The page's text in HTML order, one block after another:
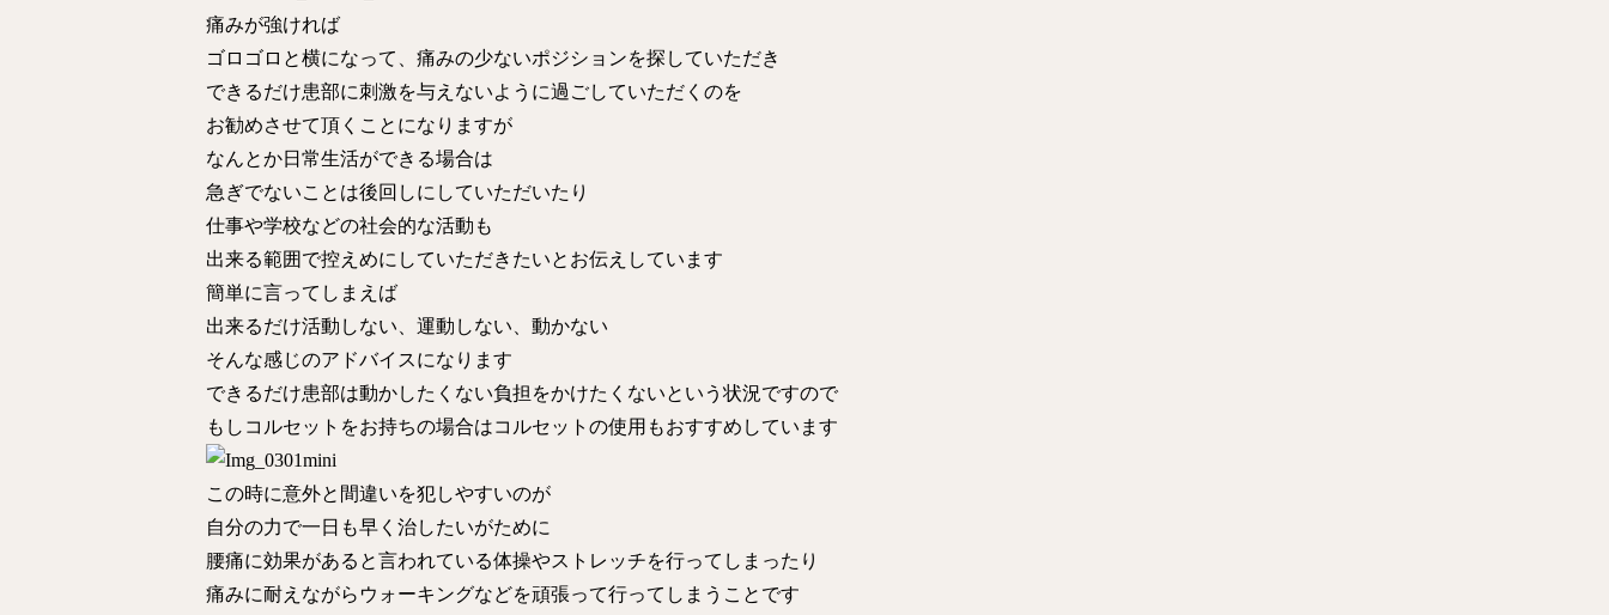
痛みが強ければ
ゴロゴロと横になって、痛みの少ないポジションを探していただき
できるだけ患部に刺激を与えないように過ごしていただくのを
お勧めさせて頂くことになりますが
なんとか日常生活ができる場合は
急ぎでないことは後回しにしていただいたり
仕事や学校などの社会的な活動も
出来る範囲で控えめにしていただきたいとお伝えしています
簡単に言ってしまえば
出来るだけ活動しない、運動しない、動かない
そんな感じのアドバイスになります
できるだけ患部は動かしたくない負担をかけたくないという状況ですので
もしコルセットをお持ちの場合はコルセットの使用もおすすめしています
この時に意外と間違いを犯しやすいのが
自分の力で一日も早く治したいがために
腰痛に効果があると言われている体操やストレッチを行ってしまったり
痛みに耐えながらウォーキングなどを頑張って行ってしまうことです